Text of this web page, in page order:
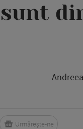
sunt
Urmărește-ne